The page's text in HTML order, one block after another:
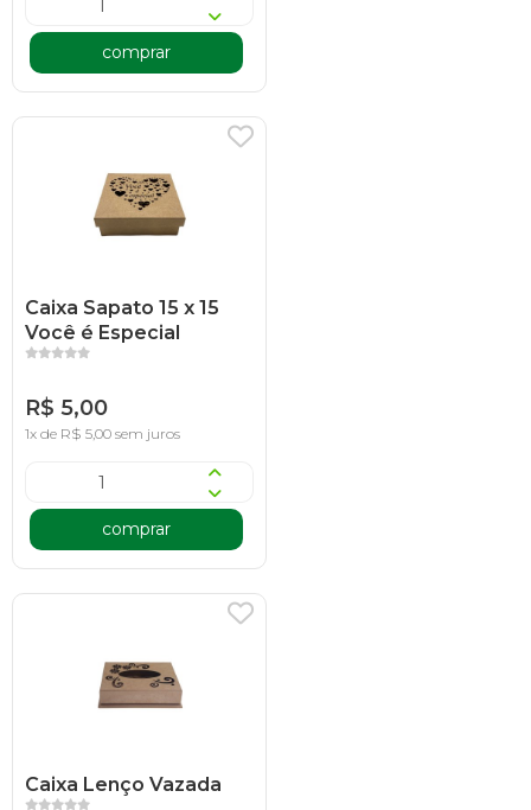
comprar
Caixa Sapato 15 x 15
Você é Especial
R$ 5,00
1x de R$ 5,00 sem juros
comprar
Caixa Lenço Vazada